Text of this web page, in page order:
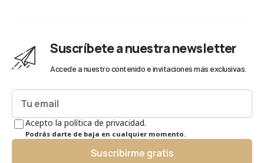
Suscríbete a nuestra newsletter
Accede a nuestro contenido e invitaciones más exclusivas.
Acepto la política de privacidad.
Podrás darte de baja en cualquier momento.
Suscribirme gratis